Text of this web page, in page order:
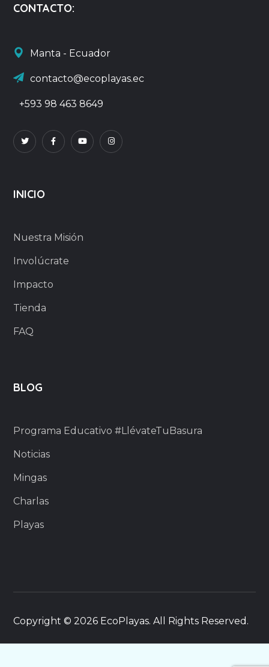
CONTACTO:
Manta - Ecuador
contacto@ecoplayas.ec
+593 98 463 8649
INICIO
Nuestra Misión
Involúcrate
Impacto
Tienda
FAQ
BLOG
Programa Educativo #LlévateTuBasura
Noticias
Mingas
Charlas
Playas
Copyright © 2026 EcoPlayas. All Rights Reserved.